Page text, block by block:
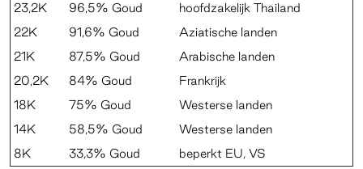
23,2K
96,5% Goud
hoofdzakelijk Thailand
22K
91,6% Goud
Aziatische landen
21K
87,5% Goud
Arabische landen
20,2K
84% Goud
Frankrijk
18K
75% Goud
Westerse landen
14K
58,5% Goud
Westerse landen
8K
33,3% Goud beperkt EU, VS